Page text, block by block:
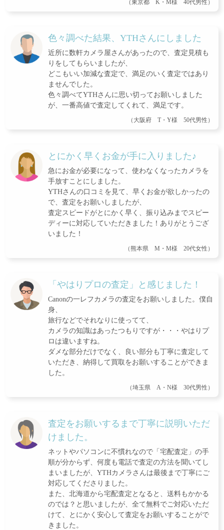
（東京都 K・M様 40代男性）
色々調べた結果、YTHさんにしました
近所に数軒カメラ屋さんがあったので、査定見積も
りをしてもらいましたが、
どこもいい加減な査定で、満足のいく査定ではあり
ませんでした。
色々調べてYTHさんに思い切ってお願いしました
が、一番高値で査定してくれて、満足です。
（大阪府 T・Y様 50代男性）
とにかく早くお金が手に入りました♪
急にお金が必要になって、使わなくなったカメラを
手放すことにしました。
YTHさんの口コミを見て、早くお金が欲しかったの
で、査定をお願いしましたが、
査定スピードがとにかく早く、振り込みまでスピー
ディーに対応していただきました！ありがとうござ
いました！
（熊本県 M・M様 20代女性）
「やはりプロの査定」と感じました！
Canonの一レフカメラの査定をお願いしました。僕自
身、
旅行などでそれなりに使ってて、
カメラの知識はあったつもりですが・・・やはりプ
ロは違いますね。
ダメな部分だけでなく、良い部分も丁寧に査定して
いただき、納得して買取をお願いすることができま
した。
（埼玉県 A・N様 30代男性）
査定をお願いするまで丁寧に説明いただ
けました。
ネットやパソコンに不慣れなので「宅配査定」の手
順が分からず、何度も電話で査定の方法を聞いてし
まいましたが、YTHカメラさんは最後まで丁寧にご
対応してくださりました。
また、北海道から宅配査定となると、送料もかかる
のでは？と思いましたが、全て無料でご対応いただ
けて、とにかく安心して査定をお願いすることがで
きました。